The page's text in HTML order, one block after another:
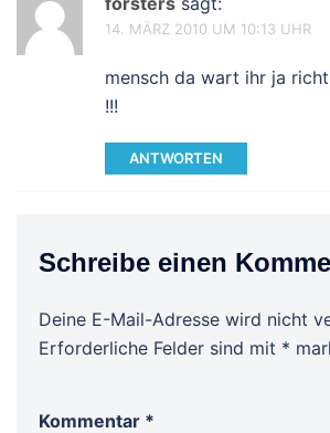
14. MÄRZ 2010 UM 10:13 UHR
mensch da wart ihr ja
!!!
ANTWORTEN
Schreibe einen
Deine E-Mail-Adresse wird nicht
Erforderliche Felder sind mit *
Kommentar *